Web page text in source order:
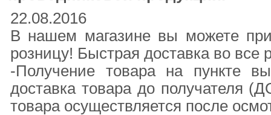
22.08.2016
В нашем магазине вы можете
розницу! Быстрая доставка во
-Получение товара на пункте
доставка товара до получателя
товара осуществляется после